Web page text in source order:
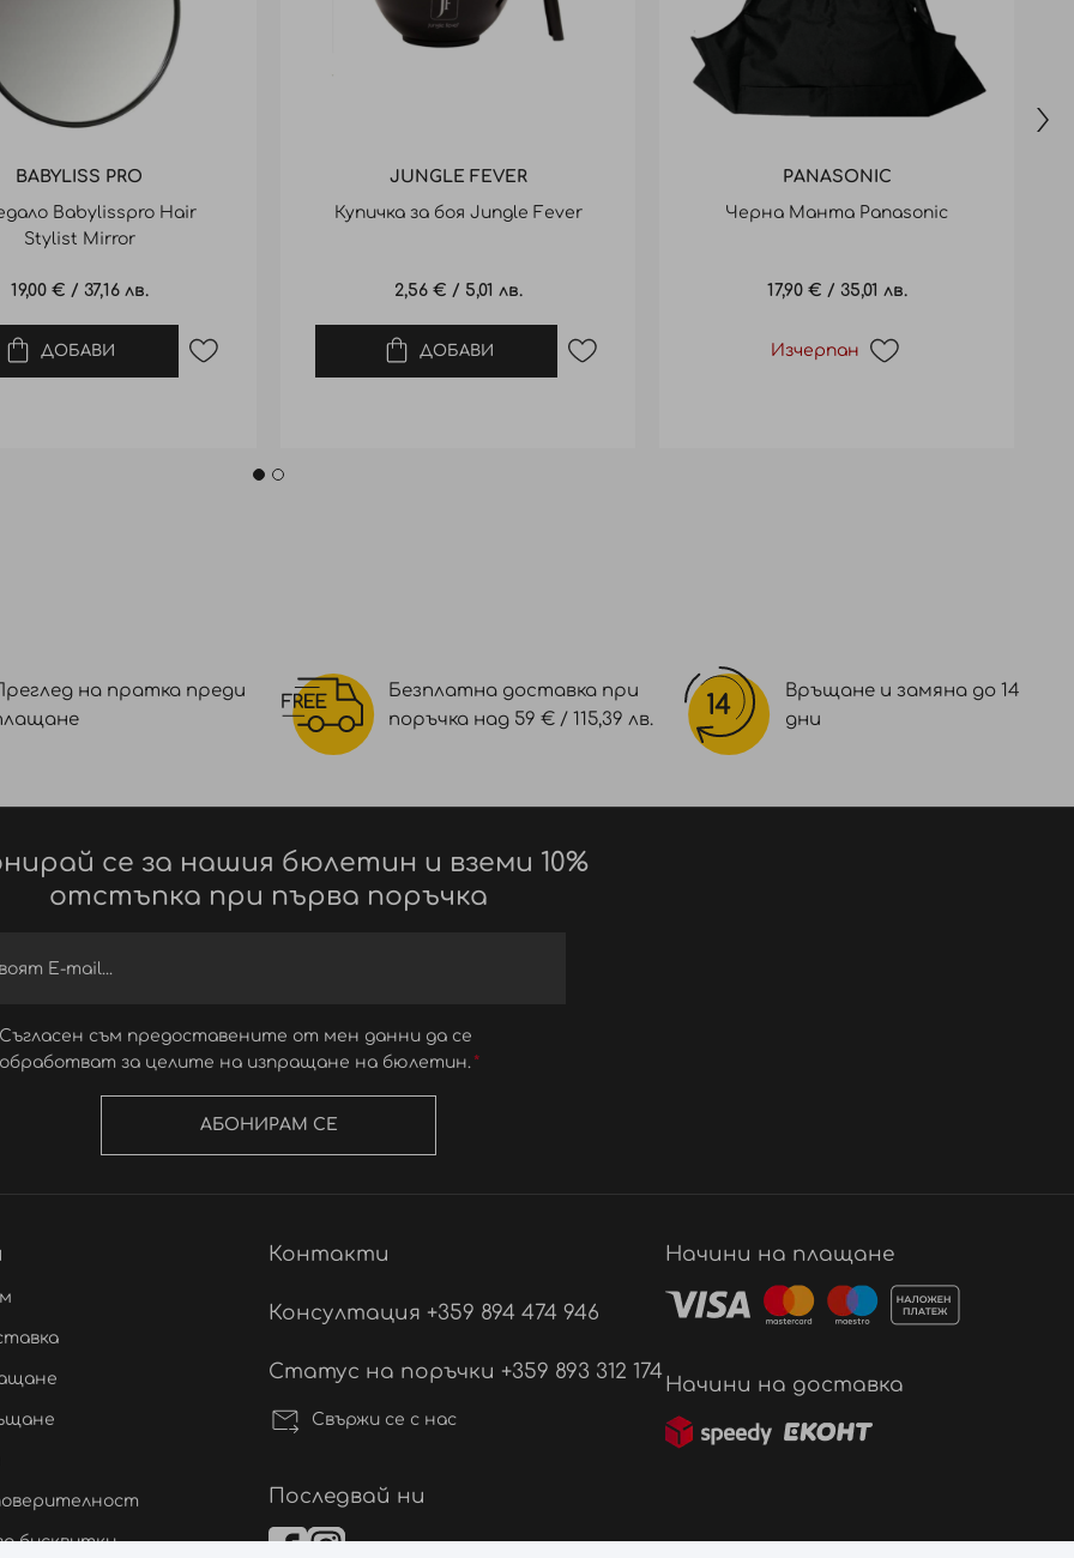
BABYLISS PRO
Babylisspro Hair
Stylist Mirror
19,00 € / 37,16 лв.
ДОБАВИ
JUNGLE FEVER
Купичка за боя Jungle Fever
2,56 € / 5,01 лв.
ДОБАВИ
PANASONIC
Черна Манта Panasonic
17,90 € / 35,01 лв.
Изчерпан
на пратка преди
Безплатна доставка при
поръчка над 59 € / 115,39 лв.
Връщане и замяна до 14
дни
се за нашия бюлетин и вземи 10%
отстъпка при първа поръчка
Съгласен съм предоставените от мен данни да се
обработват за целите на изпращане на бюлетин.
АБОНИРАМ СЕ
бисквитки
Контакти
Консултация +359 894 474 946
Статус на поръчки +359 893 312 174
Свържи се с нас
Последвай ни
Начини на плащане
Начини на доставка